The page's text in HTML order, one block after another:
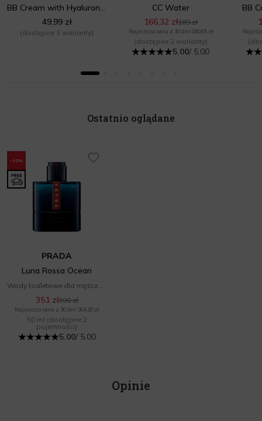
BB Cream with Hyaluronic Acid
49,99 zł
(dostępne 3 warianty)
CC Water
166,32 zł189 zł
Najniższa cena z 30 dni: 160,65 zł
(dostępne 2 warianty)
5.00/ 5.00
BB
Ostatnio oglądane
-10%
PRADA
Luna Rossa Ocean
Wody toaletowe dla mężczyzn
351 zł390 zł
Najniższa cena z 30 dni: 304,20 zł
50 ml (dostępne 2
pojemności)
5.00/ 5.00
Opinie